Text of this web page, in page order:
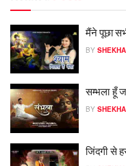
मैंने पूछा
BY
सम्भला हूँ
BY
जिंदगी से